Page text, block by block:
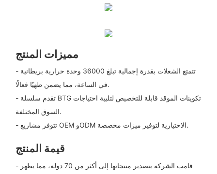
مميزات المنتج
- تتمتع الشعلات بقدرة إجمالية تبلغ 36000 وحدة حرارية بريطانية
في الساعة، مما يضمن طهيًا فعالًا.
- تقدم سلسلة BTG تكوينات الموقد قابلة للتخصيص لتلبية احتياجات
السوق المختلفة.
- تتوفر مشاريع OEM وODM الاختيارية لتوفير ميزات مخصصة.
قيمة المنتج
- قامت الشركة بتصدير منتجاتها إلى أكثر من 70 دولة، مما يظهر